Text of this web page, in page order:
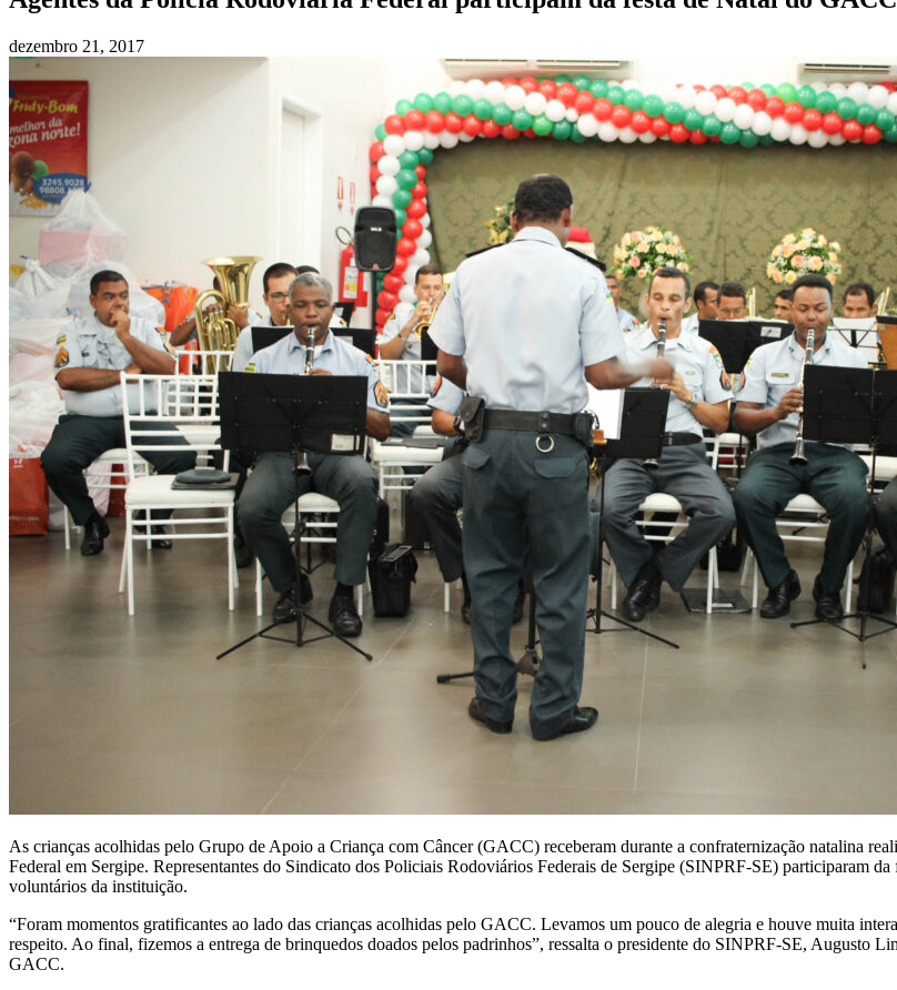
dezembro 21, 2017
As crianças acolhidas pelo Grupo de Apoio a Criança com Câncer (GACC) receberam durante a confraternização natalina
Federal em Sergipe. Representantes do Sindicato dos Policiais Rodoviários Federais de Sergipe (SINPRF-SE) participaram
voluntários da instituição.
“Foram momentos gratificantes ao lado das crianças acolhidas pelo GACC. Levamos um pouco de alegria e houve muita
respeito. Ao final, fizemos a entrega de brinquedos doados pelos padrinhos”, ressalta o presidente do SINPRF-SE, Augusto
GACC.